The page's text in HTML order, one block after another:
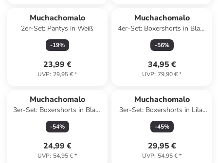
Muchachomalo
2er-Set: Pantys in Weiß
-19%
23,99 €
UVP: 29,95 €*
Muchachomalo
4er-Set: Boxershorts in Blau/
Türkis/ Grau
-56%
34,95 €
UVP: 79,90 €*
Muchachomalo
3er-Set: Boxershorts in Blau/
Rot/ Rosa
-54%
24,99 €
UVP: 54,95 €*
Muchachomalo
3er-Set: Boxershorts in Lila/
Blau/ Schwarz
-45%
29,95 €
UVP: 54,95 €*